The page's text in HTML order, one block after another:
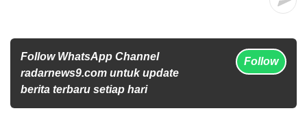
Follow WhatsApp Channel
radarnews9.com untuk update
berita terbaru setiap hari
Follow